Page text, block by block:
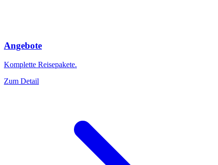
Angebote
Komplette Reisepakete.
Zum Detail